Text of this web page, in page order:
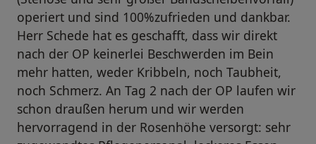
operiert und sind 100%zufrieden und dankbar.
Herr Schede hat es geschafft, dass wir direkt
nach der OP keinerlei Beschwerden im Bein
mehr hatten, weder Kribbeln, noch Taubheit,
noch Schmerz. An Tag 2 nach der OP laufen wir
schon draußen herum und wir werden
hervorragend in der Rosenhöhe versorgt: sehr